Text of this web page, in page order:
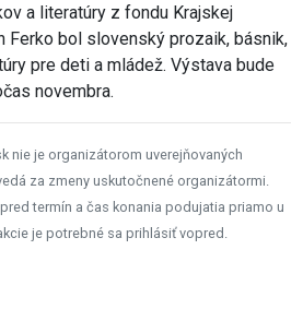
a literatúry z fondu Krajskej
Ferko bol slovenský prozaik, básnik,
pre deti a mládež. Výstava bude
novembra.
nie je organizátorom uverejňovaných
za zmeny uskutočnené organizátormi.
termín a čas konania podujatia priamo u
je potrebné sa prihlásiť vopred.